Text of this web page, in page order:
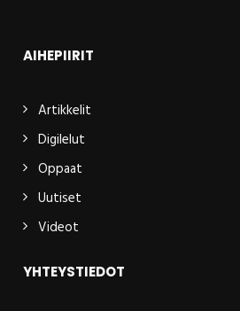
AIHEPIIRIT
Artikkelit
Digilelut
Oppaat
Uutiset
Videot
YHTEYSTIEDOT